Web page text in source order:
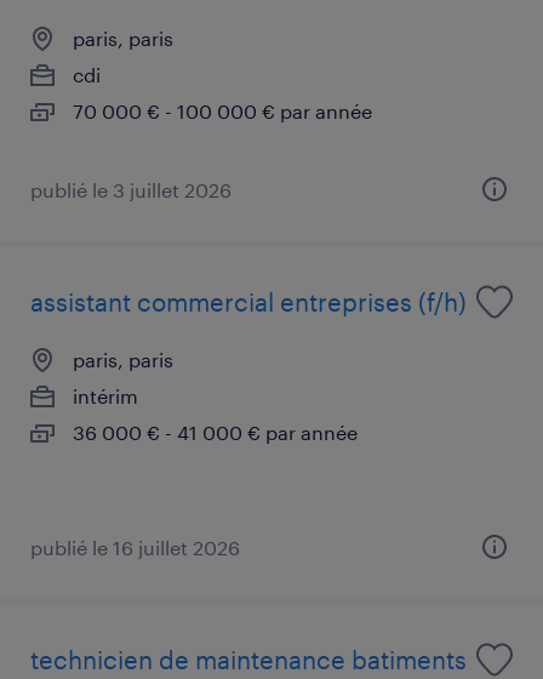
paris, paris
cdi
70 000 € - 100 000 € par année
publié le 3 juillet 2026
assistant commercial entreprises (f/h)
paris, paris
intérim
36 000 € - 41 000 € par année
publié le 16 juillet 2026
technicien de maintenance batiments